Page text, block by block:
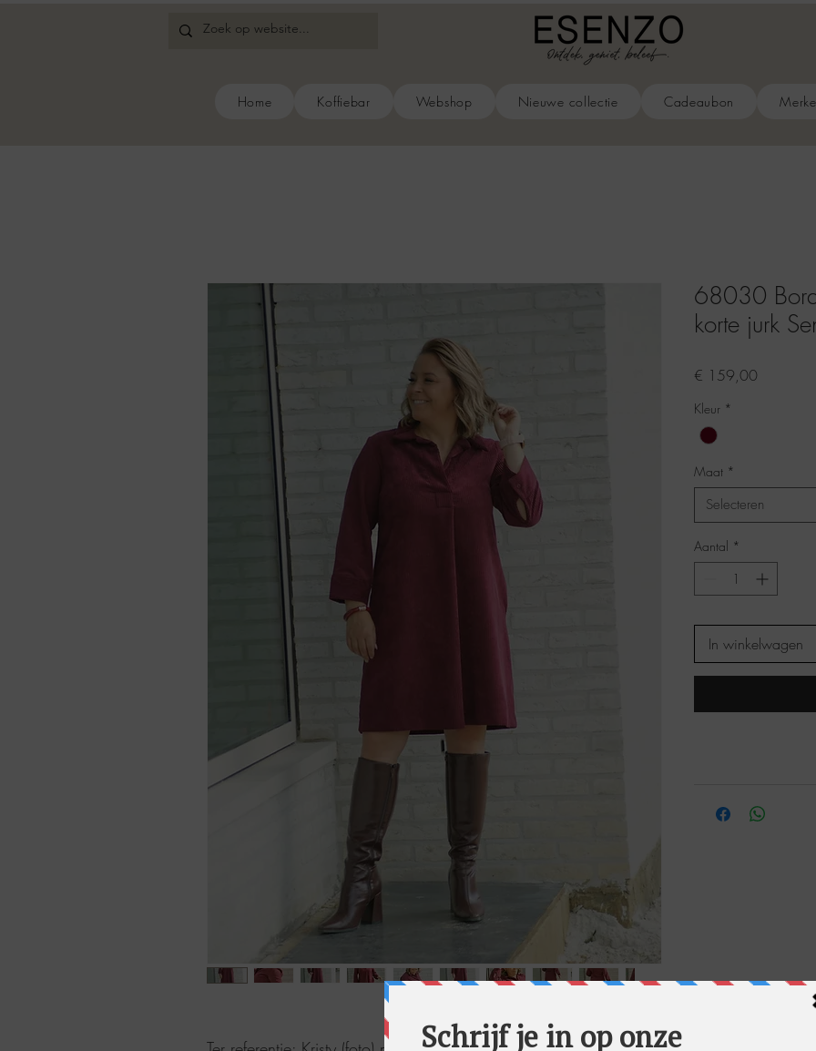
Home Koffiebar Webshop Nieuwe collectie Cadeaubon
68030
korte jurk
€ 159,00
Kleur *
Maat *
Selecteren
Aantal *
In winkelwagen